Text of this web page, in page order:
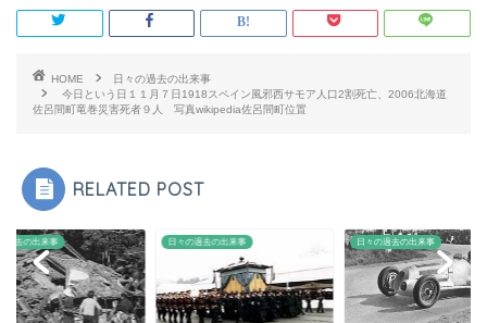
HOME
日々の過去の出来事
今日という日１１月７日1918スペイン風邪西サモア人口2割死亡、2006北海道
佐呂間町竜巻災害死者９人 写真wikipedia佐呂間町位置
RELATED POST
過去の出来事 日々の過去の出来事 日々の過去の出来事